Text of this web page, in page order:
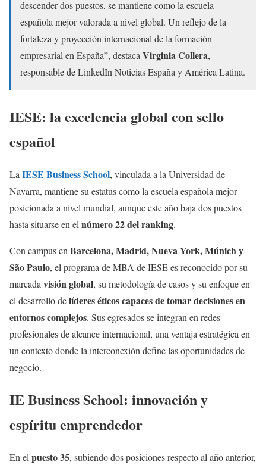
descender dos puestos, se mantiene como la escuela
española mejor valorada a nivel global. Un reflejo de la
fortaleza y proyección internacional de la formación
empresarial en España”, destaca Virginia Collera,
responsable de LinkedIn Noticias España y América Latina.
IESE: la excelencia global con sello
español
La IESE Business School, vinculada a la Universidad de
Navarra, mantiene su estatus como la escuela española mejor
posicionada a nivel mundial, aunque este año baja dos puestos
hasta situarse en el número 22 del ranking.
Con campus en Barcelona, Madrid, Nueva York, Múnich y
São Paulo, el programa de MBA de IESE es reconocido por su
marcada visión global, su metodología de casos y su enfoque en
el desarrollo delíderes éticos capaces de tomar decisiones en
entornos complejos. Sus egresados se integran en redes
profesionales de alcance internacional, una ventaja estratégica en
un contexto donde la interconexión define las oportunidades de
negocio.
IE Business School: innovación y
espíritu emprendedor
En elpuesto 35, subiendo dos posiciones respecto al año anterior,